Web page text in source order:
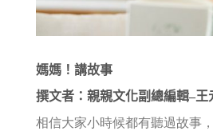
媽媽！講故事
撰文者：親親文化副總編輯–王
相信大家小時候都有聽過故事